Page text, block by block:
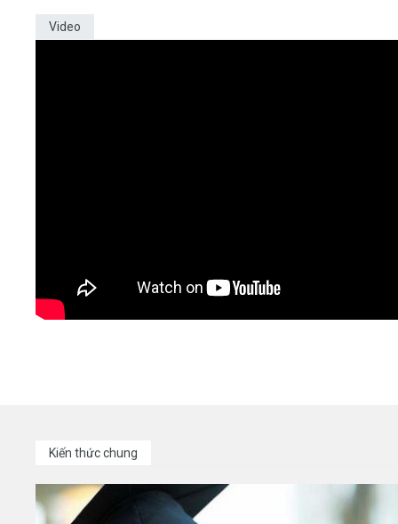
Video
Kiến thức chung